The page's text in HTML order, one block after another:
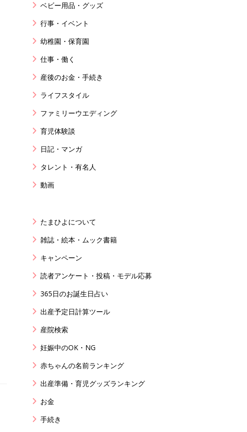
ベビー用品・グッズ
行事・イベント
幼稚園・保育園
仕事・働く
産後のお金・手続き
ライフスタイル
ファミリーウエディング
育児体験談
日記・マンガ
タレント・有名人
動画
たまひよについて
雑誌・絵本・ムック書籍
キャンペーン
読者アンケート・投稿・モデル応募
365日のお誕生日占い
出産予定日計算ツール
産院検索
妊娠中のOK・NG
赤ちゃんの名前ランキング
出産準備・育児グッズランキング
お金
手続き